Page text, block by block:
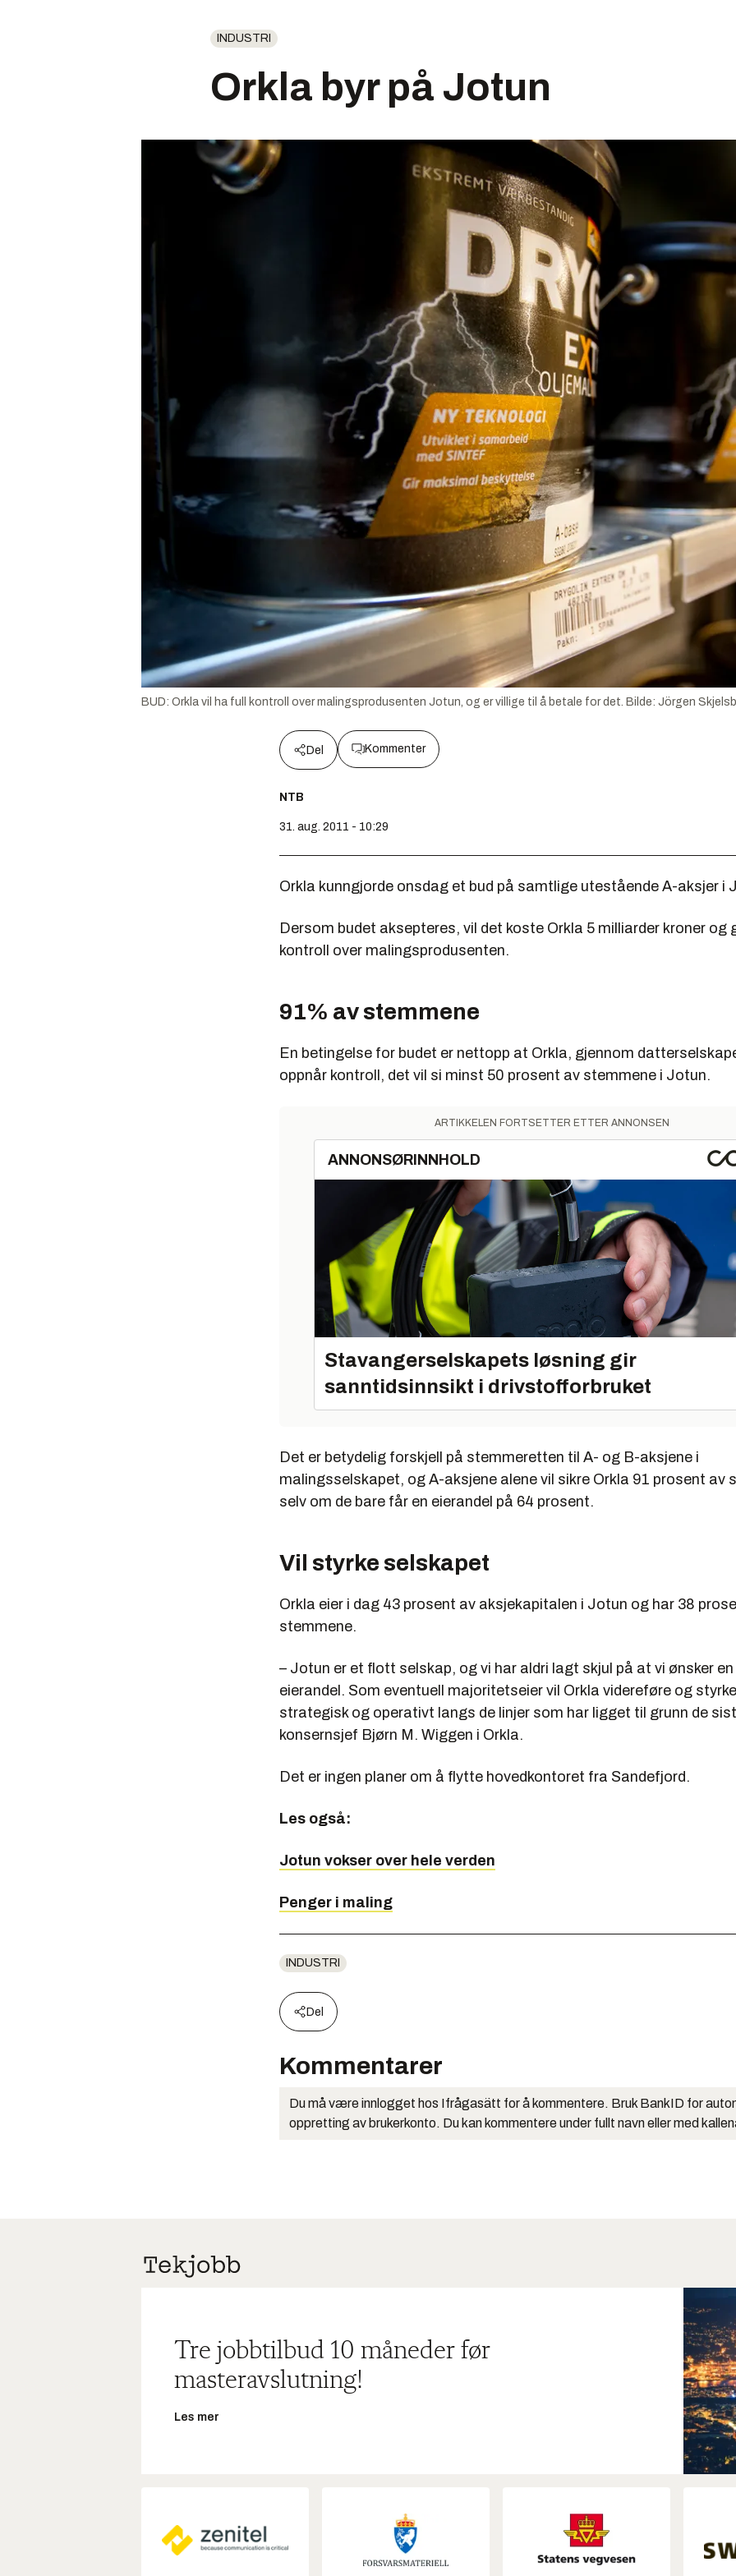
INDUSTRI
Orkla byr på Jotun
BUD: Orkla vil ha full kontroll over malingsprodusenten Jotun, og er villige til å betale for det. Bilde: Jörgen
Del Kommenter
NTB
31. aug. 2011 - 10:29
Orkla kunngjorde onsdag et bud på samtlige utestående A-aksjer i
Dersom budet aksepteres, vil det koste Orkla 5 milliarder kroner og
kontroll over malingsprodusenten.
91% av stemmene
En betingelse for budet er nettopp at Orkla, gjennom
oppnår kontroll, det vil si minst 50 prosent av stemmene i Jotun.
ARTIKKELEN FORTSETTER ETTER ANNONSEN
ANNONSØRINNHOLD
Stavangerselskapets løsning gir
sanntidsinnsikt i drivstofforbruket
Det er betydelig forskjell på stemmeretten til A- og B-aksjene i
malingsselskapet, og A-aksjene alene vil sikre Orkla 91 prosent av
selv om de bare får en eierandel på 64 prosent.
Vil styrke selskapet
Orkla eier i dag 43 prosent av aksjekapitalen i Jotun og har 38
stemmene.
– Jotun er et flott selskap, og vi har aldri lagt skjul på at vi ønsker
eierandel. Som eventuell majoritetseier vil Orkla videreføre og
strategisk og operativt langs de linjer som har ligget til grunn de
konsernsjef Bjørn M. Wiggen i Orkla.
Det er ingen planer om å flytte hovedkontoret fra Sandefjord.
Les også:
Jotun vokser over hele verden
Penger i maling
INDUSTRI
Del
Kommentarer
Du må være innlogget hos Ifrågasätt for å kommentere. Bruk BankID for
oppretting av brukerkonto. Du kan kommentere under fullt navn eller med
Tre jobbtilbud 10 måneder før
masteravslutning!
Les mer